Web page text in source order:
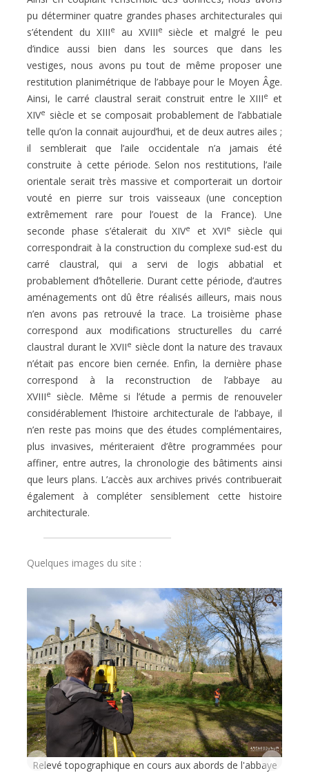
pu déterminer quatre grandes phases architecturales qui
s’étendent du XIIIe au XVIIIe
siècle et malgré le peu
d’indice aussi bien dans les sources que dans les
vestiges, nous avons pu tout de même proposer une
restitution planimétrique de l’abbaye pour le Moyen Âge.
Ainsi, le carré claustral serait construit entre le XIIIe et
XIVe siècle et se composait probablement de l’abbatiale
telle qu’on la connait aujourd’hui, et de deux autres ailes ;
il semblerait que l’aile occidentale n’a jamais été
construite à cette période. Selon nos restitutions, l’aile
orientale serait très massive et comporterait un dortoir
vouté en pierre sur trois vaisseaux (une conception
extrêmement rare pour l’ouest de la France). Une
seconde phase s’étalerait du XIVe et XVIe
siècle qui
correspondrait à la construction du complexe sud-est du
carré claustral, qui a servi de logis abbatial et
probablement d’hôtellerie. Durant cette période, d’autres
aménagements ont dû être réalisés ailleurs, mais nous
n’en avons pas retrouvé la trace. La troisième phase
correspond aux modifications structurelles du carré
claustral durant le XVIIe siècle dont la nature des travaux
n’était pas encore bien cernée. Enfin, la dernière phase
correspond à la reconstruction de l’abbaye au
XVIIIe
siècle. Même si l’étude a permis de renouveler
considérablement l’histoire architecturale de l’abbaye, il
n’en reste pas moins que des études complémentaires,
plus invasives, mériteraient d’être programmées pour
affiner, entre autres, la chronologie des bâtiments ainsi
que leurs plans. L’accès aux archives privés contribuerait
également à compléter sensiblement cette histoire
architecturale.
Quelques images du site :
en cours aux abords de l'abbaye
🔍
Vue